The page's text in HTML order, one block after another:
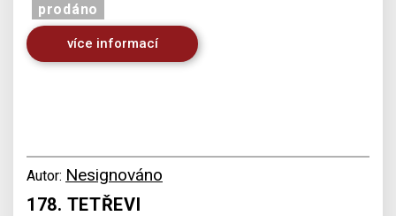
prodáno
více informací
Autor: Nesignováno
178. TETŘEVI